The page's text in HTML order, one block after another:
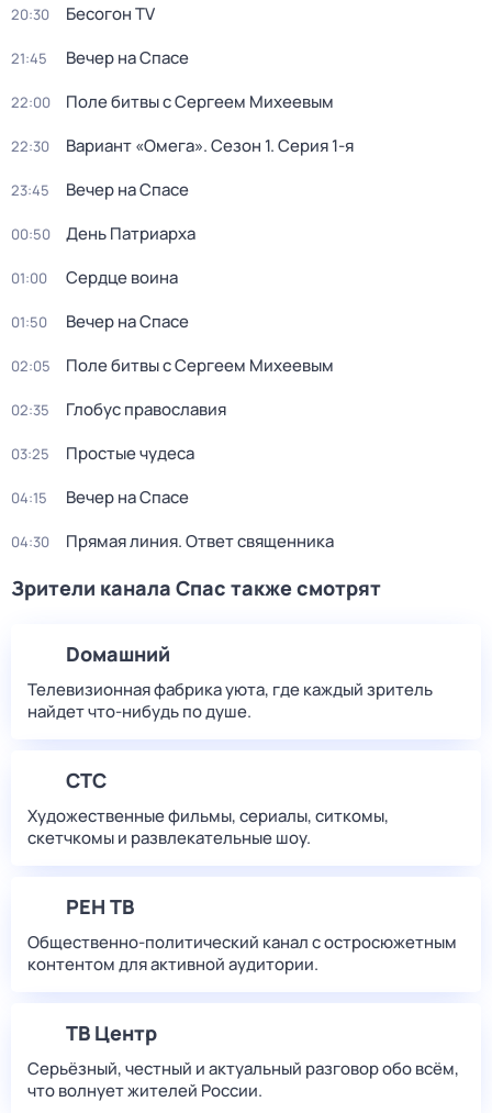
20:30 Бесогон TV
21:45 Вечер на Спасе
22:00 Поле битвы с Сергеем Михеевым
22:30 Вариант «Омега». Сезон 1. Серия 1-я
23:45 Вечер на Спасе
00:50 День Патриарха
01:00 Сердце воина
01:50 Вечер на Спасе
02:05 Поле битвы с Сергеем Михеевым
02:35 Глобус православия
03:25 Простые чудеса
04:15 Вечер на Спасе
04:30 Прямая линия. Ответ священника
Зрители канала Спас также смотрят
Dомашний
Телевизионная фабрика уюта, где каждый зритель
найдет что‑нибудь по душе.
СТС
Художественные фильмы, сериалы, ситкомы,
скетчкомы и развлекательные шоу.
РЕН ТВ
Общественно-политический канал с остросюжетным
контентом для активной аудитории.
ТВ Центр
Серьёзный, честный и актуальный разговор обо всём,
что волнует жителей России.